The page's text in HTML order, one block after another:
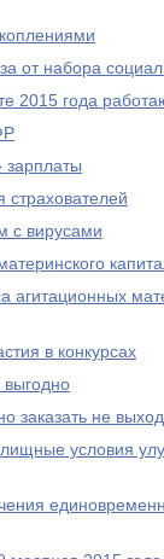
от набора
2015 года
с вирусами
агитационных
в конкурсах
заказать не
условия